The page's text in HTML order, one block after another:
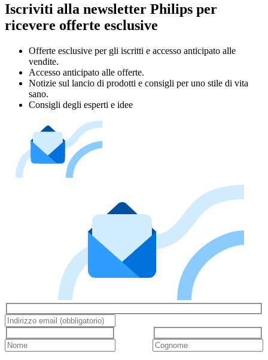
Iscriviti alla newsletter Philips per
ricevere offerte esclusive
Offerte esclusive per gli iscritti e accesso anticipato alle
vendite.
Accesso anticipato alle offerte.
Notizie sul lancio di prodotti e consigli per uno stile di vita
sano.
Consigli degli esperti e idee